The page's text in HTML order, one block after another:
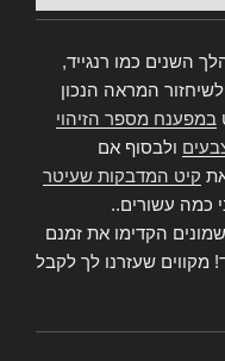
השנים כמו רנגייד,
לשיחזור המראה הנכון
במפענח מספר הזיהוי
ולבסוף אם
קיט המדבקות שעיטר
כמה עשורים..
הקדימו את זמנם
מקווים שעזרנו לך לקבל